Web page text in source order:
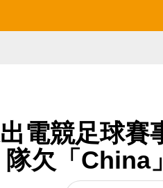
電競足球賽
隊欠「China